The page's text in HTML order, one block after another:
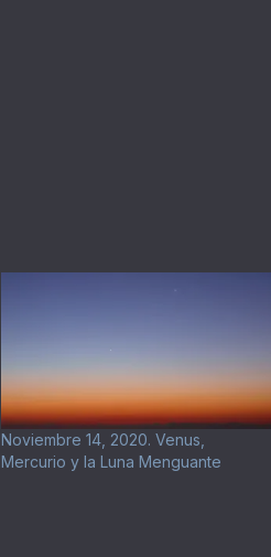
Noviembre 14, 2020. Venus,
Mercurio y la Luna Menguante